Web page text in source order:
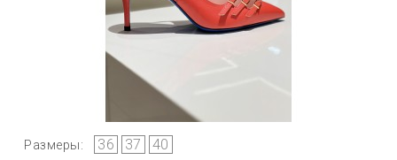
Размеры: 36 37 40